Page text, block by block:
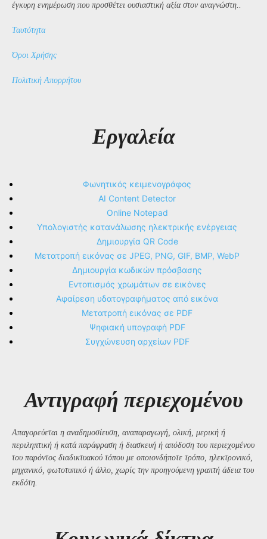
έγκυρη ενημέρωση που προσθέτει ουσιαστική αξία στον αναγνώστη..
Ταυτότητα
Όροι Χρήσης
Πολιτική Απορρήτου
Εργαλεία
Φωνητικός κειμενογράφος
AI Content Detector
Online Notepad
Υπολογιστής κατανάλωσης ηλεκτρικής ενέργειας
Δημιουργία QR Code
Μετατροπή εικόνας σε JPEG, PNG, GIF, BMP, WebP
Δημιουργία κωδικών πρόσβασης
Εντοπισμός χρωμάτων σε εικόνες
Αφαίρεση υδατογραφήματος από εικόνα
Μετατροπή εικόνας σε PDF
Ψηφιακή υπογραφή PDF
Συγχώνευση αρχείων PDF
Αντιγραφή περιεχομένου
Απαγορεύεται η αναδημοσίευση, αναπαραγωγή, ολική, μερική ή
περιληπτική ή κατά παράφραση ή διασκευή ή απόδοση του περιεχομένου
του παρόντος διαδικτυακού τόπου με οποιονδήποτε τρόπο, ηλεκτρονικό,
μηχανικό, φωτοτυπικό ή άλλο, χωρίς την προηγούμενη γραπτή άδεια του
εκδότη.